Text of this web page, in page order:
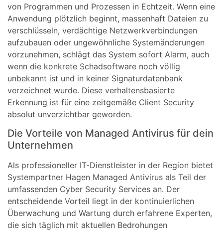
von Programmen und Prozessen in Echtzeit. Wenn eine
Anwendung plötzlich beginnt, massenhaft Dateien zu
verschlüsseln, verdächtige Netzwerkverbindungen
aufzubauen oder ungewöhnliche Systemänderungen
vorzunehmen, schlägt das System sofort Alarm, auch
wenn die konkrete Schadsoftware noch völlig
unbekannt ist und in keiner Signaturdatenbank
verzeichnet wurde. Diese verhaltensbasierte
Erkennung ist für eine zeitgemäße Client Security
absolut unverzichtbar geworden.
Die Vorteile von Managed Antivirus für dein
Unternehmen
Als professioneller IT-Dienstleister in der Region bietet
Systempartner Hagen Managed Antivirus als Teil der
umfassenden Cyber Security Services an. Der
entscheidende Vorteil liegt in der kontinuierlichen
Überwachung und Wartung durch erfahrene Experten,
die sich täglich mit aktuellen Bedrohungen